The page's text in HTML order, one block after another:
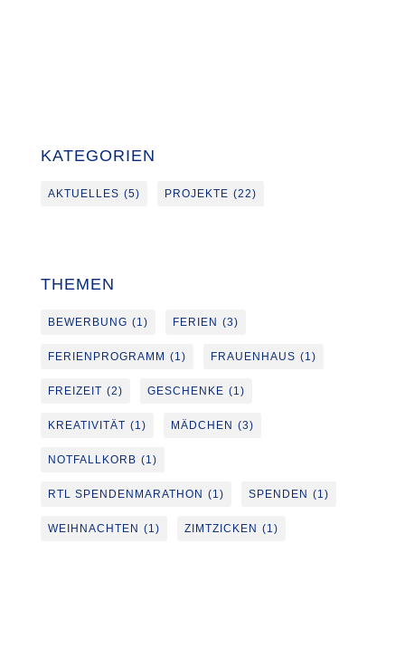
KATEGORIEN
AKTUELLES (5) PROJEKTE (22)
THEMEN
BEWERBUNG (1) FERIEN (3)
FERIENPROGRAMM (1) FRAUENHAUS (1)
FREIZEIT (2) GESCHENKE (1)
KREATIVITÄT (1) MÄDCHEN (3)
NOTFALLKORB (1)
RTL SPENDENMARATHON (1) SPENDEN (1)
WEIHNACHTEN (1) ZIMTZICKEN (1)